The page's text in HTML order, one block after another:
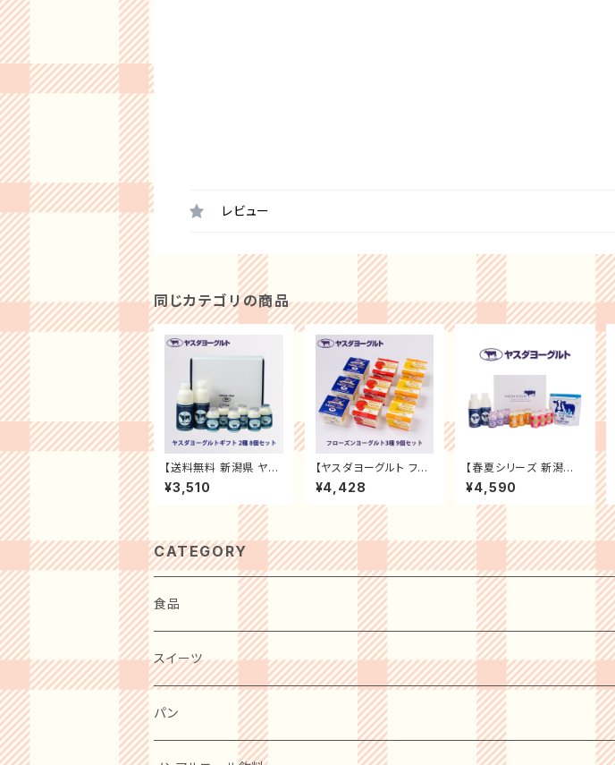
レビュー
同じカテゴリの商品
【送料無料 新潟県 ヤス
ダヨーグルト ギフトセッ
ト】 飲むヨーグルト 新潟
県 生乳使用 贈り物 プ
レゼント 新潟県産生乳
濃厚でコクのあるヨー
グルト フレッシュ まろや
か
¥3,510
【ヤスダヨーグルト フロ
ーズンヨーグルト ギフ
ト】フローズン ヨーグル
ト プレーン・ストロベリ
ー・夏ミカン 乳製品 贈
り物 プレゼント 新潟県
産生乳 濃厚 フレッシュ
まろやか コクのあるヨ
ーグルト
¥4,428
【春夏シリーズ 新潟県
ヤスダヨーグルト ギフト
セット】乳製品 飲むヨー
グルト 搾りたて 生乳使
用 ドリンク ヨーグルト
ブルーベリー 温州みか
ん ストロベリー プレー
ン
¥4,590
CATEGORY
食品
肉・肉加工品
惣菜・レトルト・冷凍
麺類
スイーツ
洋菓子
パン